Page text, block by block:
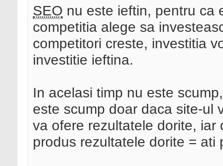
SEO nu este ieftin, pentru ca
competitia alege sa
competitori creste, investitia
investitie ieftina.
In acelasi timp nu este
este scump doar daca site-ul
va ofere rezultatele dorite,
produs rezultatele dorite = ati